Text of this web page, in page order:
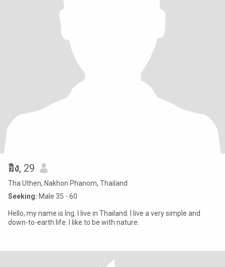
อิง, 29
Tha Uthen, Nakhon Phanom, Thailand
Seeking: Male 35 - 60
Hello, my name is Ing. I live in Thailand. I live a very simple and
down-to-earth life. I like to be with nature.